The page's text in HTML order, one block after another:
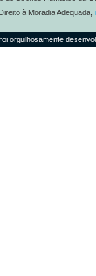
à Moradia Adequada,
orgulhosamente